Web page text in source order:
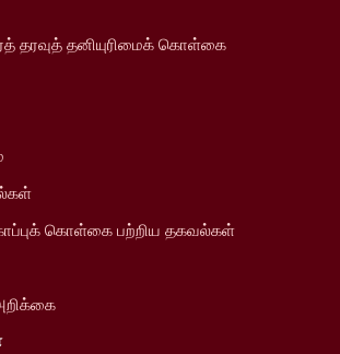
தரவுத் தனியுரிமைக் கொள்கை
கொள்கை பற்றிய தகவல்கள்